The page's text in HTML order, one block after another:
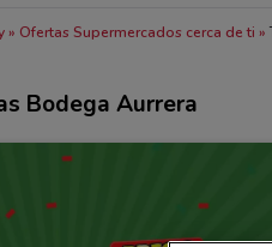
Ofertas Supermercados cerca de ti
Bodega Aurrera